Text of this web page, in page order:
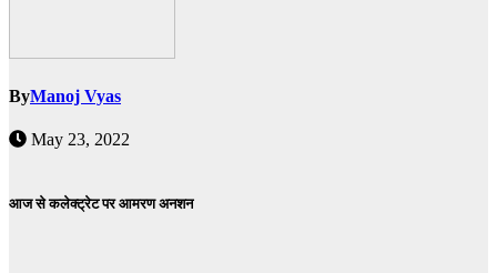
ByManoj Vyas
May 23, 2022
आज से कलेक्ट्रेट पर आमरण अनशन